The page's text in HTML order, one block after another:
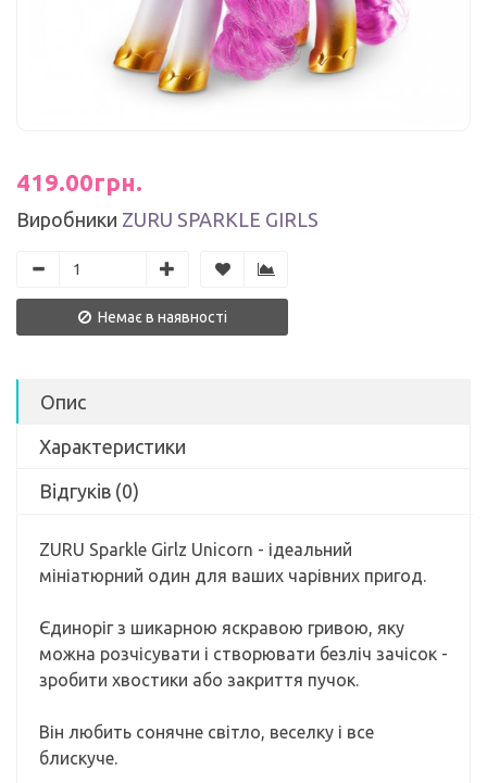
419.00грн.
Виробники ZURU SPARKLE GIRLS
Немає в наявності
Опис
Характеристики
Відгуків (0)
ZURU Sparkle Girlz Unicorn - ідеальний
мініатюрний один для ваших чарівних пригод.
Єдиноріг з шикарною яскравою гривою, яку
можна розчісувати і створювати безліч зачісок -
зробити хвостики або закриття пучок.
Він любить сонячне світло, веселку і все
блискуче.